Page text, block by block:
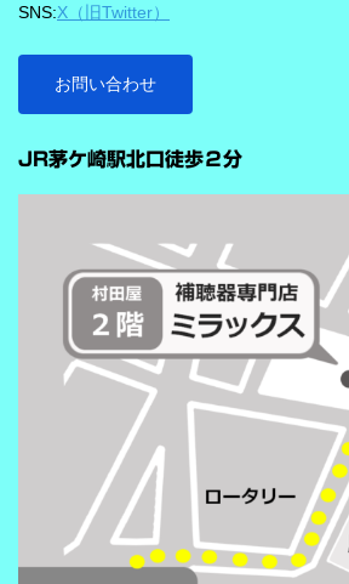
ビビアの注目機能の一つが「インテリジェ
ストをつけることで、より聞き取りを助け
雑音抑制機能です。※9クラスのみ搭載 重
が“周囲の音を全部
SNS:X（旧Twitter）
お問い合わせ
JR茅ケ崎駅北口徒歩２分